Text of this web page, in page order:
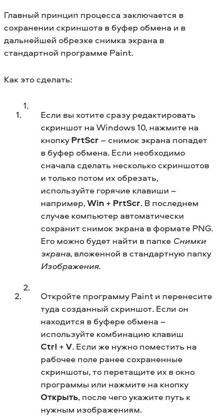
Главный принцип процесса заключается в
сохранении скриншота в буфер обмена и в
дальнейшей обрезке снимка экрана в
стандартной программе Paint.
Как это сделать:
Если вы хотите сразу редактировать
скриншот на Windows 10, нажмите на
кнопку PrtScr – снимок экрана попадет
в буфер обмена. Если необходимо
сначала сделать несколько скриншотов
и только потом их обрезать,
используйте горячие клавиши –
например, Win + PrtScr. В последнем
случае компьютер автоматически
сохранит снимок экрана в формате PNG.
Его можно будет найти в папке Снимки
экрана, вложенной в стандартную папку
Изображения.
Откройте программу Paint и перенесите
туда созданный скриншот. Если он
находится в буфере обмена –
используйте комбинацию клавиш
Ctrl + V. Если же нужно поместить на
рабочее поле ранее сохраненные
скриншоты, то перетащите их в окно
программы или нажмите на кнопку
Открыть, после чего укажите путь к
нужным изображениям.